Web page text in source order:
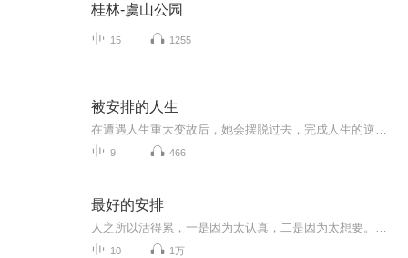
桂林-虞山公园
15 1255
被安排的人生
9 466
最好的安排
10 1万